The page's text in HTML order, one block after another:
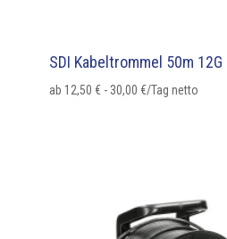
SDI Kabeltrommel 50m 12G
ab 12,50 €- 30,00 €/Tag netto